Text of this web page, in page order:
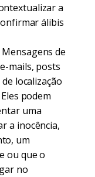
a
álibis
Mensagens de
mails, posts
localização
podem
uma
a inocência,
um
ou que o
no